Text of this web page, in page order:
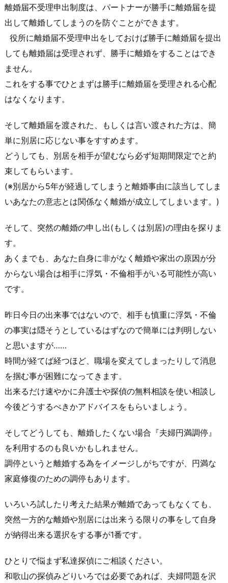
離婚届不受理申出制度は、パートナーが勝手に離婚届を提
出して離婚してしまうのを防ぐことができます。
役所に離婚届不受理申出をしておけば勝手に離婚届を提出
しても離婚届は受理されず、勝手に離婚をすることはでき
ません。
これをする事でひとまずは勝手に離婚届を受理される心配
はなくなります。
そして離婚届を渡された、もしくは言い渡された方は、簡
単に別居に応じない事をすすめます。
どうしても、別居を相手が望むなら必ず短期間限定でと約
束してもらいます。
(※別居から5年が経過してしまうと離婚事由に該当してしま
いあなたの意志とは関係なく離婚が成立してしまいます。)
そして、突然の離婚の申し出(もしくは別居)の理由を探りま
す。
あくまでも、あなた自身に非がなく離婚や家出の原因が分
からない場合は相手に浮気・不倫相手がいる可能性が高い
です。
昨日今日の出来事ではないので、相手も慎重に浮気・不倫
の事実は隠そうとしているはずなので簡単には判明しない
と思いますが……
時間が経てば経つほど、職場を変えてしまったりして消息
を掴む事が困難になってきます。
出来るだけ速やかに弁護士や探偵の無料相談を使い相談し
今後どうするべきかアドバイスをもらいましょう。
そしてどうしても、離婚したくない場合『夫婦円満調停』
を利用するのも良いかもしれません。
調停というと離婚する為をイメージしがちですが、円満な
家庭修復のための調停もあります。
いろいろ試したり考えた結果が離婚であってもなくても、
突然一方的な離婚や別居には出来うる限りの事をして自身
が納得出来る選択をする事が1番です。
ひとりで悩まず私達探偵にご相談ください。
和歌山の探偵みどりいろでは必要であれば、夫婦問題を沢